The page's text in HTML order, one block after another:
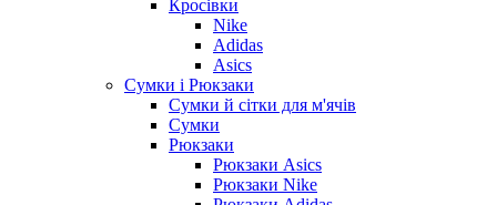
Кросівки
Nike
Adidas
Asics
Сумки і Рюкзаки
Сумки й сітки для м'ячів
Сумки
Рюкзаки
Рюкзаки Asics
Рюкзаки Nike